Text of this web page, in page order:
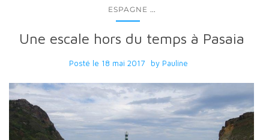
ESPAGNE
Une escale hors du temps à Pasaia
Posté le 18 mai 2017 by Pauline